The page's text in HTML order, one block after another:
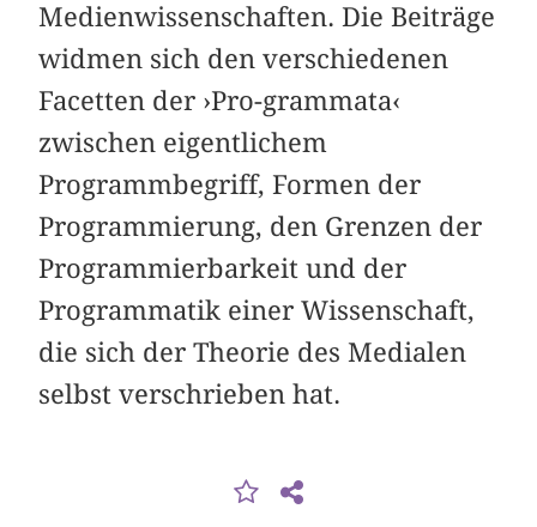
Medienwissenschaften. Die Beiträge
widmen sich den verschiedenen
Facetten der ›Pro-grammata‹
zwischen eigentlichem
Programmbegriff, Formen der
Programmierung, den Grenzen der
Programmierbarkeit und der
Programmatik einer Wissenschaft,
die sich der Theorie des Medialen
selbst verschrieben hat.